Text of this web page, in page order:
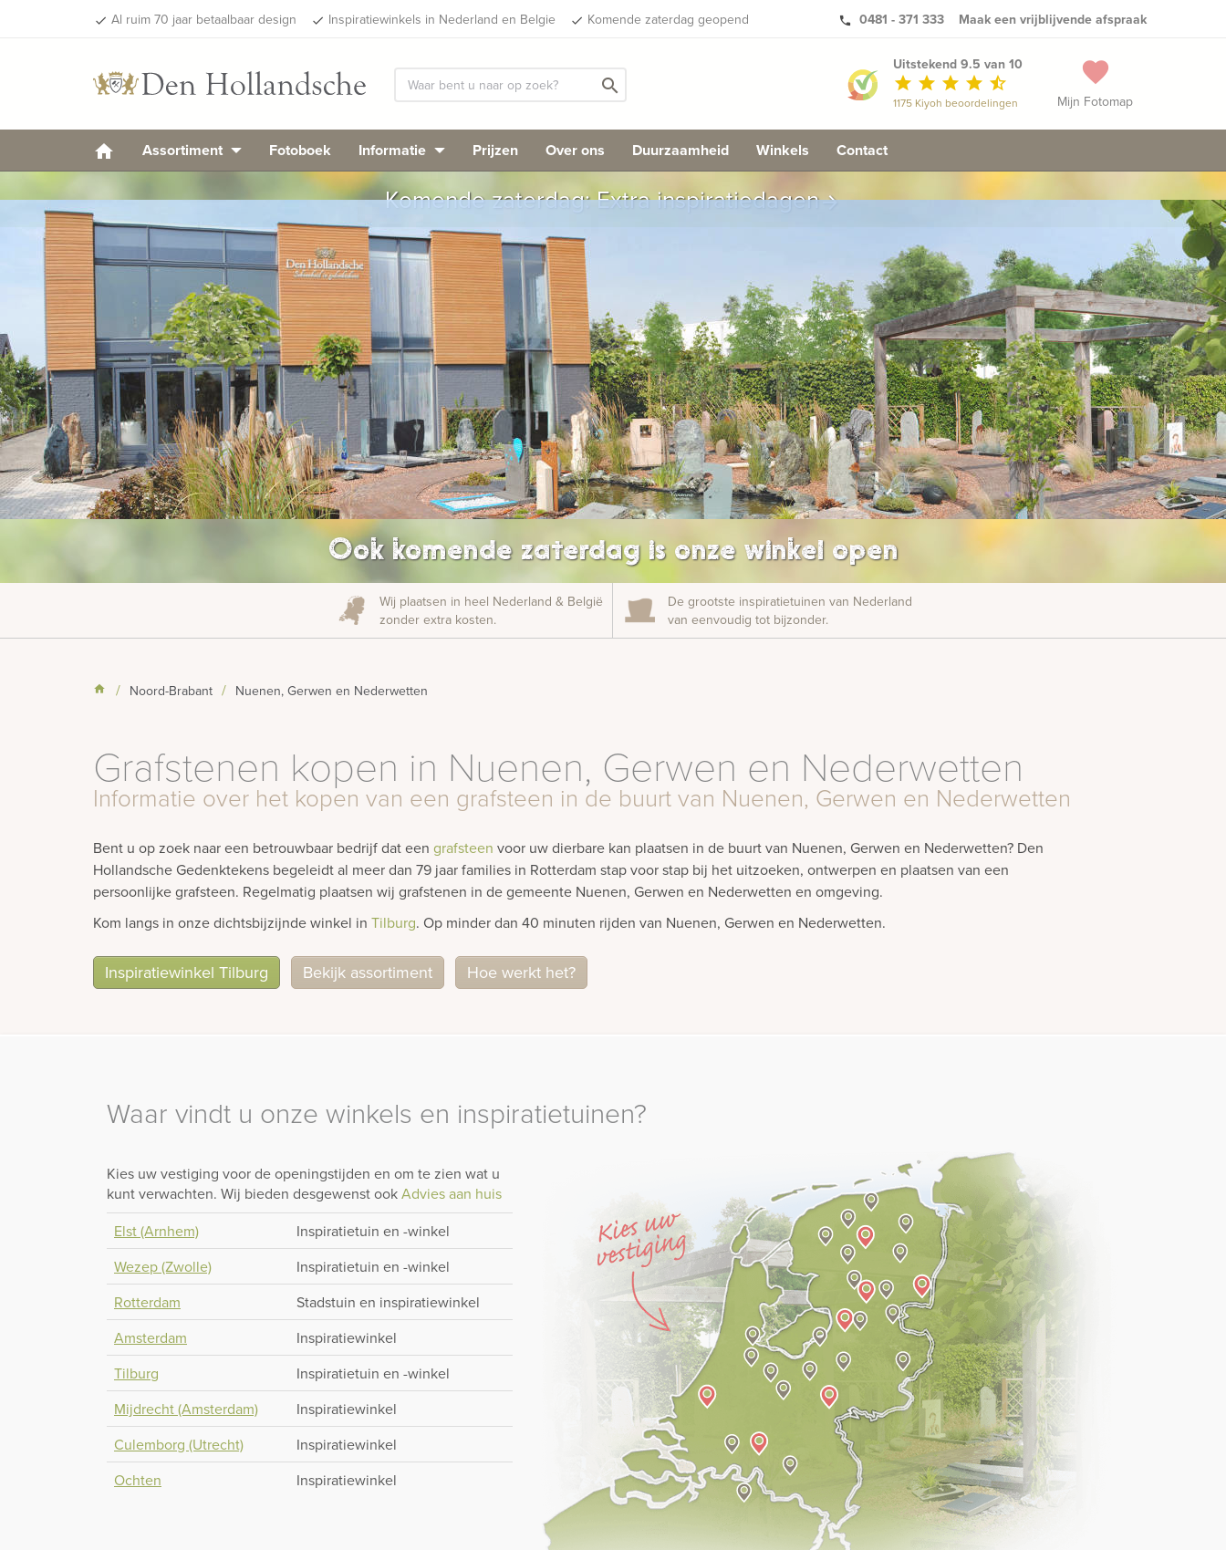
done Al ruim 70 jaar betaalbaar design done Inspiratiewinkels in Nederland en Belgie done Komende zaterdag geopend phone 0481 - 371 333 Maak een vrijblijvende afspraak
search favorite
Mijn Fotomap
Uitstekend 9.5 van 10
star star star star star_half
1175 Kiyoh beoordelingen
Assortiment Fotoboek Informatie Prijzen Over ons Duurzaamheid Winkels Contact
Komende zaterdag: Extra inspiratiedagenarrow_forward
Ook komende zaterdag is onze winkel open
Wij plaatsen in heel Nederland & België
zonder extra kosten.
De grootste inspiratietuinen van Nederland
van eenvoudig tot bijzonder.
Noord-Brabant Nuenen, Gerwen en Nederwetten
Grafstenen kopen in Nuenen, Gerwen en Nederwetten
Informatie over het kopen van een grafsteen in de buurt van Nuenen, Gerwen en Nederwetten
Bent u op zoek naar een betrouwbaar bedrijf dat een grafsteen voor uw dierbare kan plaatsen in de buurt van Nuenen, Gerwen en Nederwetten? Den
Hollandsche Gedenktekens begeleidt al meer dan 79 jaar families in Rotterdam stap voor stap bij het uitzoeken, ontwerpen en plaatsen van een
persoonlijke grafsteen. Regelmatig plaatsen wij grafstenen in de gemeente Nuenen, Gerwen en Nederwetten en omgeving.
Kom langs in onze dichtsbijzijnde winkel in Tilburg. Op minder dan 40 minuten rijden van Nuenen, Gerwen en Nederwetten.
Inspiratiewinkel Tilburg Bekijk assortiment Hoe werkt het?
Waar vindt u onze winkels en inspiratietuinen?
Kies uw vestiging voor de openingstijden en om te zien wat u
kunt verwachten. Wij bieden desgewenst ookAdvies aan huis
Elst (Arnhem)
Inspiratietuin en -winkel
Wezep (Zwolle)
Inspiratietuin en -winkel
Rotterdam
Stadstuin en inspiratiewinkel
Amsterdam
Inspiratiewinkel
Tilburg
Inspiratietuin en -winkel
Mijdrecht (Amsterdam)
Inspiratiewinkel
Culemborg (Utrecht)
Inspiratiewinkel
Ochten
Inspiratiewinkel